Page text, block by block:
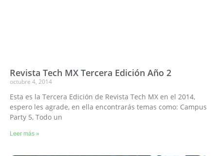
Revista Tech MX Tercera Edición Año 2
octubre 4, 2014
Esta es la Tercera Edición de Revista Tech MX en el 2014,
espero les agrade, en ella encontrarás temas como: Campus
Party 5, Todo un
Leer más »